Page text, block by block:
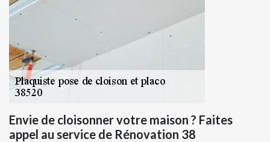
Envie de cloisonner votre maison ? Faites
appel au service de Rénovation 38